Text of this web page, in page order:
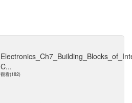
C...
觀看(182)